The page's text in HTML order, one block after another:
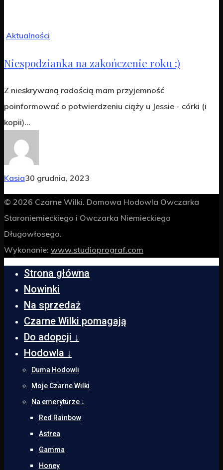
Aktualności
Niespodzianka na zakończenie roku :)
Z nieskrywaną radością mam przyjemność
poinformować o potwierdzeniu ciąży u Jessie - córki (i
kopii)…
Kasia30 grudnia, 2023
© 2026 Czarne Wilki. Domowa Hodowla Owczarka
Staroniemieckiego i Owczarka Niemieckiego
Długowłosego.
Wykonanie: www.studioprograf.com
Strona główna
Nowinki
Na sprzedaż
Czarne Wilki pomagają
Do adopcji ↓
Hodowla ↓
Duma Hodowli
Moje Czarne Wilki
Na emeryturze ↓
Red Rainbow
Astrea
Gamma
Honey